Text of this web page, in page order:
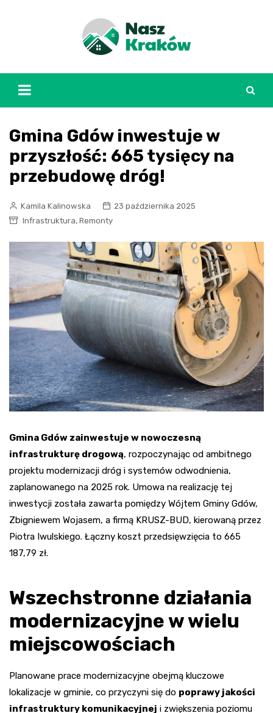
Gmina Gdów inwestuje w
przyszłość: 665 tysięcy na
przebudowę dróg!
Kamila Kalinowska
23 października 2025
Infrastruktura, Remonty
Gmina Gdów zainwestuje w nowoczesną
infrastrukturę drogową, rozpoczynając od ambitnego
projektu modernizacji dróg i systemów odwodnienia,
zaplanowanego na 2025 rok. Umowa na realizację tej
inwestycji została zawarta pomiędzy Wójtem Gminy Gdów,
Zbigniewem Wojasem, a firmą KRUSZ-BUD, kierowaną przez
Piotra Iwulskiego. Łączny koszt przedsięwzięcia to 665
187,79 zł.
Wszechstronne działania
modernizacyjne w wielu
miejscowościach
Planowane prace modernizacyjne obejmą kluczowe
lokalizacje w gminie, co przyczyni się do poprawy jakości
infrastruktury komunikacyjnej i zwiększenia poziomu